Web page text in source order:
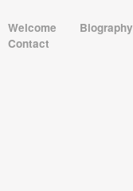
Welcome Biography
Contact